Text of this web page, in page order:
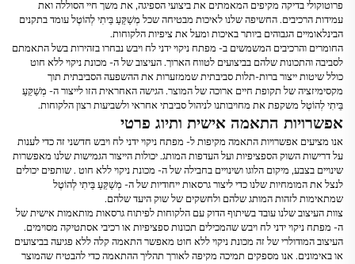
פרוטוקולי בדיקה מקיפים המאמתים את ביצועי הספיגה, את משך חיי הסוללה ואת
עמידות הרכיבים. החשיפה שלנו לאיכות מבטיחה שכל מְשַׁקֵּעַ בֵּיתִי לְהוֹטֶלעומד בתקנים
הבינלאומיים הגבוהים ביותר באיכות ומעל את ציפיות הלקוחות.
החומרים והרכיבים המשמשים ב- מפתח ניקוי ידני לח ויבשנבחרו בזהירות בשל התאמתם
לסביבה והתכונות שלהם בביצועים לטווח הארוך. העיצוב של ה- מכונת ניקוי ללא חוט
כולל שיטות ייצור ברות-תלות סביבתית שממזערות את ההשפעה הסביבתית תוך
מקסימיזציה של תקופת חיים ארוכה של המוצר. הגישה האחראית הזו לייצור ה- מְשַׁקֵּעַ
בֵּיתִי לְהוֹטֶל משקפת את מחויבותנו לניהול סביבתי אחראי ולשביעות רצון הלקוחות.
אפשרויות התאמה אישית ותיוג פרטי
אנו מציעים אפשרויות התאמה מקיפות ל- מפתח ניקוי ידני לח ויבש חדשני זה כדי לענות
על דרישות השוק הספציפיות ועל העדפות המותג. יכולות הייצור הגמישות שלנו מאפשרות
שינויים בצבע, מיקום הלוגו ושינויים בחבילה של ה- מכונת ניקוי ללא חוט . שותפים יכולים
לנצל את המומחיות שלנו כדי ליצור גרסאות ייחודיות של ה- מְשַׁקֵּעַ בֵּיתִי לְהוֹטֶל
שמתאימות לזהות המותג שלהם ולחשקים של שוק היעד שלהם.
צוות העיצוב שלנו עובד בשיתוף הדוק עם הלקוחות לפיתוח גרסאות מותאמות אישית של
ה- מפתח ניקוי ידני לח ויבששהמכילים תכונות ספציפיות או רכיבי אסתטיקה מסוימים.
העיצוב המודולרי של זה מכונת ניקוי ללא חוט מאפשר התאמה קלה ללא פגיעה בביצועים
או באימונים. אנו מספקים תמיכה מקיפה לאורך תהליך ההתאמה כדי להבטיח שהמוצר